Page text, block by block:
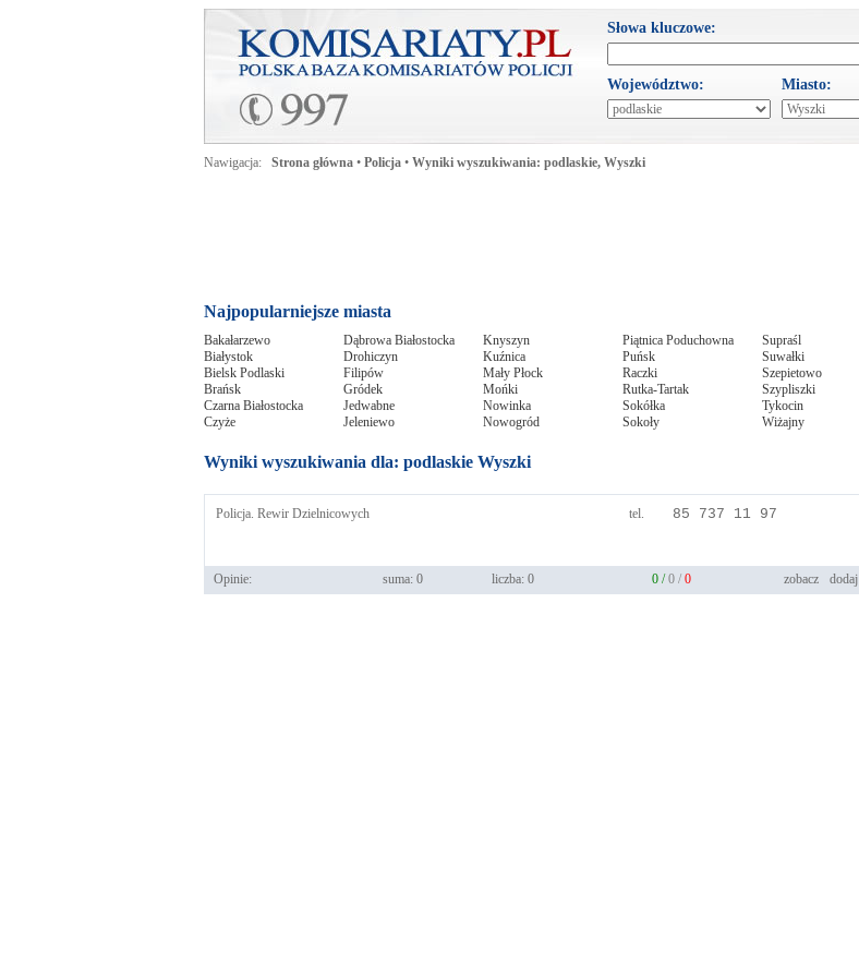
Słowa kluczowe:
Województwo: Miasto:
Nawigacja: Strona główna • Policja • Wyniki wyszukiwania: podlaskie, Wyszki
Najpopularniejsze miasta
Bakałarzewo
Białystok
Bielsk Podlaski
Brańsk
Czarna Białostocka
Czyże
Dąbrowa Białostocka
Drohiczyn
Filipów
Gródek
Jedwabne
Jeleniewo
Knyszyn
Kuźnica
Mały Płock
Mońki
Nowinka
Nowogród
Piątnica Poduchowna
Puńsk
Raczki
Rutka-Tartak
Sokółka
Sokoły
Supraśl
Suwałki
Szepietowo
Szypliszki
Tykocin
Wiżajny
Wyniki wyszukiwania dla: podlaskie Wyszki
Policja. Rewir Dzielnicowych tel. 85 737 11 97
Opinie: suma: 0 liczba: 0 0 /0 / 0 zobacz dodaj